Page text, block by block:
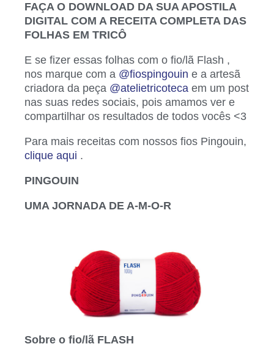
FAÇA O DOWNLOAD DA SUA APOSTILA
DIGITAL COM A RECEITA COMPLETA DAS
FOLHAS EM TRICÔ
E se fizer essas folhas com o fio/lã Flash ,
nos marque com a @fiospingouin e a artesã
criadora da peça @atelietricoteca em um post
nas suas redes sociais, pois amamos ver e
compartilhar os resultados de todos vocês <3
Para mais receitas com nossos fios Pingouin,
clique aqui .
PINGOUIN
UMA JORNADA DE A-M-O-R
Sobre o fio/lã FLASH